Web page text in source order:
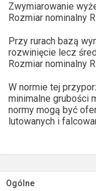
Zwymiarowanie
Rozmiar nominalny
Przy rurach bazą
rozwinięcie lecz
Rozmiar nominalny
W normie tej
minimalne grubości
normy mogą być
lutowanych i
Ogólne